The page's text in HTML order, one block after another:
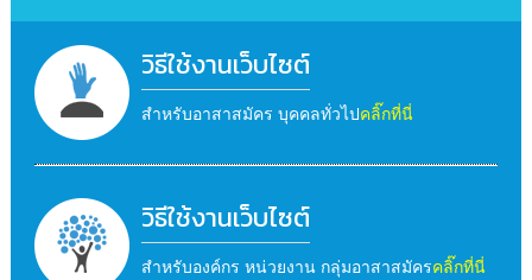
วิธีใช้งานเว็บไซต์
สำหรับอาสาสมัคร บุคคลทั่วไปคลิ๊กที่นี่
วิธีใช้งานเว็บไซต์
สำหรับองค์กร หน่วยงาน กลุ่มอาสาสมัครคลิ๊กที่นี่